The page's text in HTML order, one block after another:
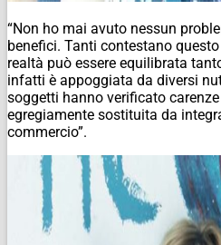
“Non ho mai avuto nessun
benefici. Tanti contestano
realtà può essere equilibrata
infatti è appoggiata da diversi
soggetti hanno verificato
egregiamente sostituita da
commercio”.